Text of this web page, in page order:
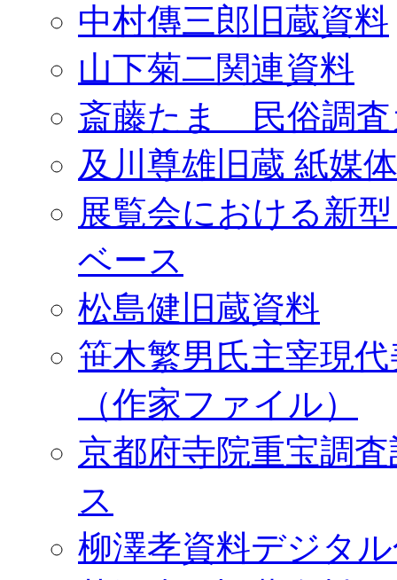
中村傳三郎旧蔵資料
山下菊二関連資料
斎藤たま 民俗調査
及川尊雄旧蔵 紙媒
展覧会における新
ベース
松島健旧蔵資料
笹木繁男氏主宰現
（作家ファイル）
京都府寺院重宝調
ス
柳澤孝資料デジタ